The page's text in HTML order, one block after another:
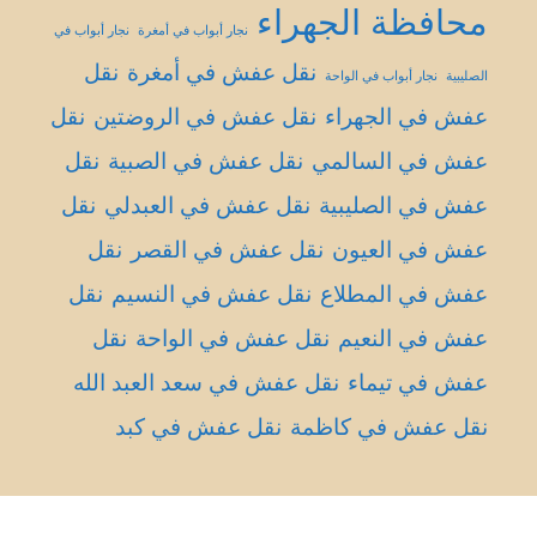
محافظة الجهراء
نجار أبواب في أمغرة نجار أبواب في
الصليبية نجار أبواب في الواحة نقل عفش في أمغرة نقل
عفش في الجهراء نقل عفش في الروضتين نقل
عفش في السالمي نقل عفش في الصبية نقل
عفش في الصليبية نقل عفش في العبدلي نقل
عفش في العيون نقل عفش في القصر
نقل
عفش في المطلاع نقل عفش في النسيم نقل
عفش في النعيم نقل عفش في الواحة نقل
عفش في تيماء نقل عفش في سعد العبد الله
نقل عفش في كاظمة نقل عفش في كبد